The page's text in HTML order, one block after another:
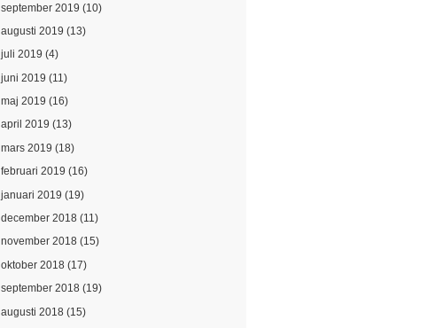
september 2019 (10)
augusti 2019 (13)
juli 2019 (4)
juni 2019 (11)
maj 2019 (16)
april 2019 (13)
mars 2019 (18)
februari 2019 (16)
januari 2019 (19)
december 2018(11)
november 2018(15)
oktober 2018(17)
september 2018(19)
augusti 2018(15)